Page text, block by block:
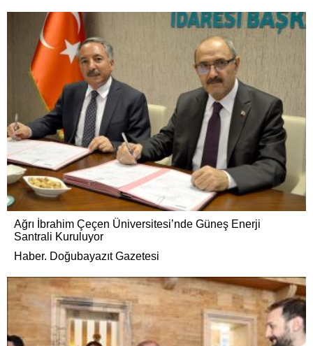
Ağrı İbrahim Çeçen Üniversitesi’nde Güneş Enerji
Santrali Kuruluyor
Haber. Doğubayazıt Gazetesi